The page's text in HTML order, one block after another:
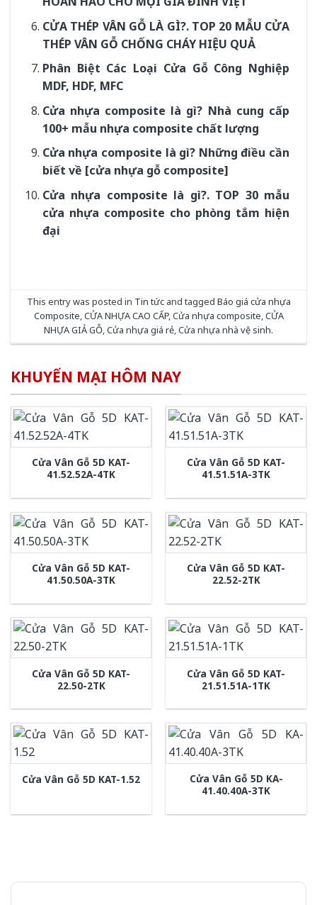
CỬA THÉP VÂN GỖ LÀ GÌ?. TOP 20 MẪU CỬA
THÉP VÂN GỖ CHỐNG CHÁY HIỆU QUẢ
Phân Biệt Các Loại Cửa Gỗ Công Nghiệp
MDF, HDF, MFC
Cửa nhựa composite là gì? Nhà cung cấp
100+ mẫu nhựa composite chất lượng
Cửa nhựa composite là gì? Những điều cần
biết về [cửa nhựa gỗ composite]
Cửa nhựa composite là gì?. TOP 30 mẫu
cửa nhựa composite cho phòng tắm hiện
đại
This entry was posted in Tin tứcand tagged Báo giá cửa nhựa
Composite,CỬA NHỰA CAO CẤP,Cửa nhựa composite,CỬA
NHỰA GIẢ GỖ,Cửa nhựa giá rẻ,Cửa nhựa nhà vệ sinh.
KHUYẾN MẠI HÔM NAY
Cửa Vân Gỗ 5D KAT-
41.52.52A-4TK
Cửa Vân Gỗ 5D KAT-
41.51.51A-3TK
Cửa Vân Gỗ 5D KAT-
41.50.50A-3TK
Cửa Vân Gỗ 5D KAT-
22.52-2TK
Cửa Vân Gỗ 5D KAT-
22.50-2TK
Cửa Vân Gỗ 5D KAT-
21.51.51A-1TK
Cửa Vân Gỗ 5D KAT-1.52
Cửa Vân Gỗ 5D KA-
41.40.40A-3TK